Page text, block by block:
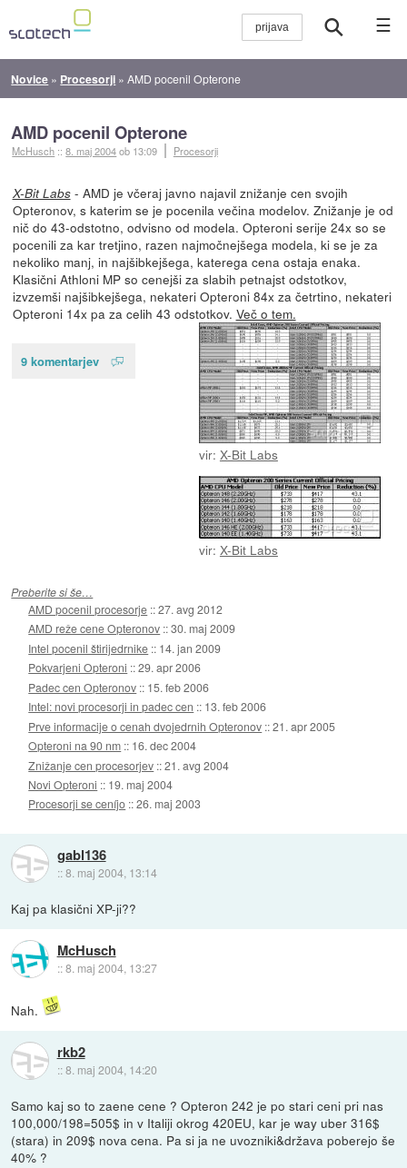
☰
Novice » Procesorji »AMD pocenil Opterone
AMD pocenil Opterone
McHusch ::8. maj 2004ob 13:09 Procesorji
X-Bit Labs- AMD je včeraj javno najavil znižanje cen svojih
Opteronov, s katerim se je pocenila večina modelov. Znižanje je od
nič do 43-odstotno, odvisno od modela. Opteroni serije 24x so se
pocenili za kar tretjino, razen najmočnejšega modela, ki se je za
nekoliko manj, in najšibkejšega, katerega cena ostaja enaka.
Klasični Athloni MP so cenejši za slabih petnajst odstotkov,
izvzemši najšibkejšega, nekateri Opteroni 84x za četrtino, nekateri
Opteroni 14x pa za celih 43 odstotkov. Več o tem.
vir: X-Bit Labs
vir: X-Bit Labs
9 komentarjev
Preberite si še…
AMD pocenil procesorje ::27. avg 2012
AMD reže cene Opteronov ::30. maj 2009
Intel pocenil štirijedrnike :: 14. jan 2009
Pokvarjeni Opteroni ::29. apr 2006
Padec cen Opteronov :: 15. feb 2006
Intel: novi procesorji in padec cen :: 13. feb 2006
Prve informacije o cenah dvojedrnih Opteronov ::21. apr 2005
Opteroni na 90 nm :: 16. dec 2004
Znižanje cen procesorjev ::21. avg 2004
Novi Opteroni :: 19. maj 2004
Procesorji se ceníjo ::26. maj 2003
gabl136
::8. maj 2004, 13:14
Kaj pa klasični XP-ji??
McHusch
::8. maj 2004, 13:27
Nah.
rkb2
::8. maj 2004, 14:20
Samo kaj so to zaene cene ? Opteron 242 je po stari ceni pri nas
100,000/198=505$ in v Italiji okrog 420EU, kar je way uber 316$
(stara) in 209$ nova cena. Pa si ja ne uvozniki&država poberejo še
40% ?